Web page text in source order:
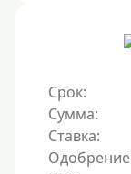
5 лет
Краткосрочные
Долгосрочные
Срок:
Сумма:
Ставка: